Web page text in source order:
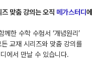
맞춤 강의는 오직 메가스터디
한 수학 수험서 ‘개념원리’
교재 시리즈와 맞춤 강의를
에서 만날 수 있습니다.